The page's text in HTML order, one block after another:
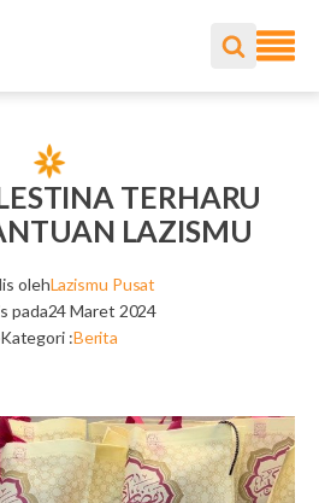
TERHARU
LAZISMU
olehLazismu Pusat
pada24 Maret 2024
Kategori :Berita